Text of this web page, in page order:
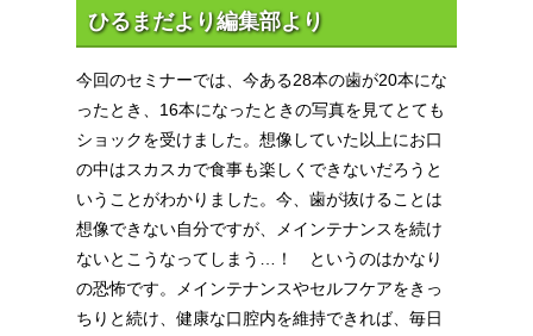
ひるまだより編集部より
今回のセミナーでは、今ある28本の歯が20本にな
ったとき、16本になったときの写真を見てとても
ショックを受けました。想像していた以上にお口
の中はスカスカで食事も楽しくできないだろうと
いうことがわかりました。今、歯が抜けることは
想像できない自分ですが、メインテナンスを続け
ないとこうなってしまう…！ というのはかなり
の恐怖です。メインテナンスやセルフケアをきっ
ちりと続け、健康な口腔内を維持できれば、毎日